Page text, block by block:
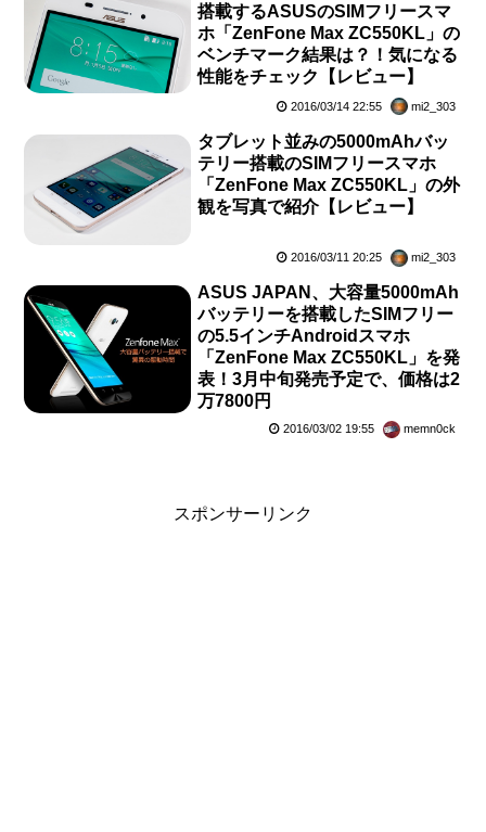
搭載するASUSのSIMフリースマ
ホ「ZenFone Max ZC550KL」の
ベンチマーク結果は？！気になる
性能をチェック【レビュー】
2016/03/14 22:55 mi2_303
タブレット並みの5000mAhバッ
テリー搭載のSIMフリースマホ
「ZenFone Max ZC550KL」の外
観を写真で紹介【レビュー】
2016/03/11 20:25 mi2_303
ASUS JAPAN、大容量5000mAh
バッテリーを搭載したSIMフリー
の5.5インチAndroidスマホ
「ZenFone Max ZC550KL」を発
表！3月中旬発売予定で、価格は2
万7800円
2016/03/02 19:55 memn0ck
スポンサーリンク